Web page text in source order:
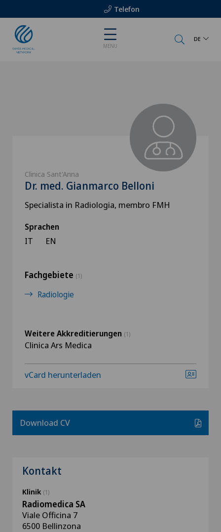
Telefon
MENU
DE
Clinica Sant'Anna
Dr. med. Gianmarco Belloni
Specialista in Radiologia, membro FMH
Sprachen
IT EN
Fachgebiete (1)
Radiologie
Weitere Akkreditierungen (1)
Clinica Ars Medica
vCard herunterladen
Download CV
Kontakt
Klinik (1)
Radiomedica SA
Viale Officina 7
6500 Bellinzona